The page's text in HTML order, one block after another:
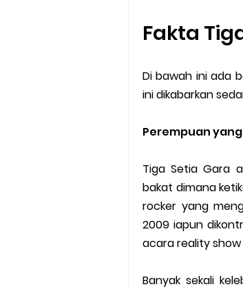
Fakta
Di bawah ini ada
ini dikabarkan
Perempuan
Tiga Setia Gara
bakat dimana
rocker yang
2009 iapun
acara reality
Banyak sekali